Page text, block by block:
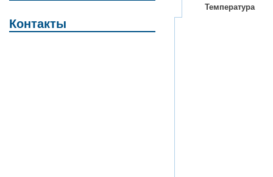
Контакты
Температура